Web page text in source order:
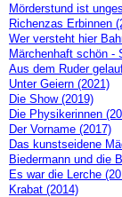
Mörderstund ist
Richenzas Erbinnen
Wer versteht hier
Märchenhaft schön -
Aus dem Ruder
Unter Geiern (2021)
Die Show (2019)
Die Physikerinnen
Der Vorname (2017)
Das kunstseidene
Biedermann und die
Es war die Lerche
Krabat (2014)